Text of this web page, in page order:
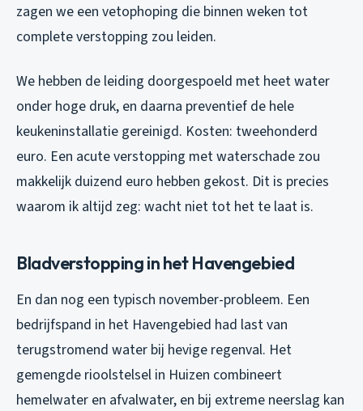
zagen we een vetophoping die binnen weken tot
complete verstopping zou leiden.
We hebben de leiding doorgespoeld met heet water
onder hoge druk, en daarna preventief de hele
keukeninstallatie gereinigd. Kosten: tweehonderd
euro. Een acute verstopping met waterschade zou
makkelijk duizend euro hebben gekost. Dit is precies
waarom ik altijd zeg: wacht niet tot het te laat is.
Bladverstopping in het Havengebied
En dan nog een typisch november-probleem. Een
bedrijfspand in het Havengebied had last van
terugstromend water bij hevige regenval. Het
gemengde rioolstelsel in Huizen combineert
hemelwater en afvalwater, en bij extreme neerslag kan